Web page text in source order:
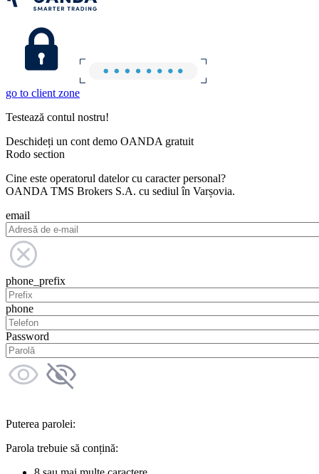
go to client zone
Testează contul nostru!
Deschideți un cont demo OANDA gratuit
Rodo section
Cine este operatorul datelor cu caracter personal?
OANDA TMS Brokers S.A. cu sediul în Varșovia.
email
phone_prefix
phone
Password
Puterea parolei:
Parola trebuie să conțină: